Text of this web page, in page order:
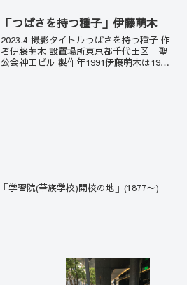
ングルジムなどと違い、人の心に寄り
添...
「つばさを持つ種子」伊藤萌木
2023.4 撮影タイトルつばさを持つ種子 作
者伊藤萌木 設置場所東京都千代田区 聖
公会神田ビル 製作年1991伊藤萌木は1942
「学習院(華族学校)開校の地」(1877〜)